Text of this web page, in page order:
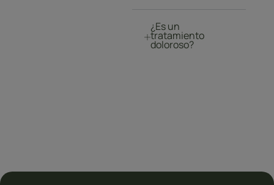
¿Es un
tratamiento
doloroso?